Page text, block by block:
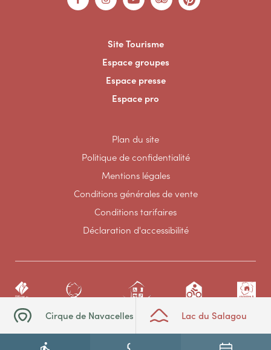
Cirque de Navacelles Lac du Salagou
Site Tourisme
Espace groupes
Espace presse
Espace pro
Plan du site
Politique de confidentialité
Mentions légales
Conditions générales de vente
Conditions tarifaires
Déclaration d'accessibilité